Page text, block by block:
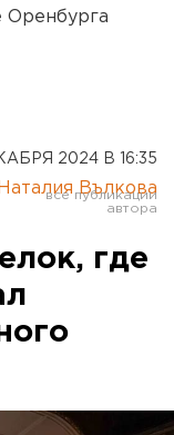
Оренбурга
2024 В 16:35
Наталия Вълкова
где